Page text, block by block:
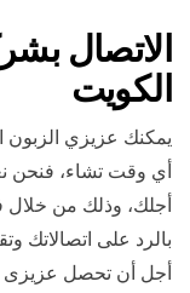
الاتصال
الكويت
يمكنك عزيزي
أي وقت تشاء، فنحن
أجلك، وذلك من خلال
بالرد على اتصالاتك
أجل أن تحصل عزيزى